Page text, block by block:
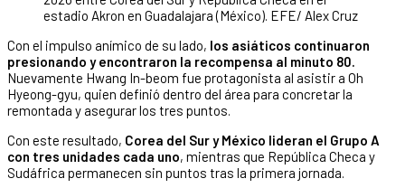
estadio Akron en Guadalajara (México). EFE/ Alex Cruz
Con el impulso anímico de su lado, los asiáticos continuaron
presionando y encontraron la recompensa al minuto 80.
Nuevamente Hwang In-beom fue protagonista al asistir a Oh
Hyeong-gyu, quien definió dentro del área para concretar la
remontada y asegurar los tres puntos.
Con este resultado, Corea del Sur y México lideran el Grupo A
con tres unidades cada uno, mientras que República Checa y
Sudáfrica permanecen sin puntos tras la primera jornada.